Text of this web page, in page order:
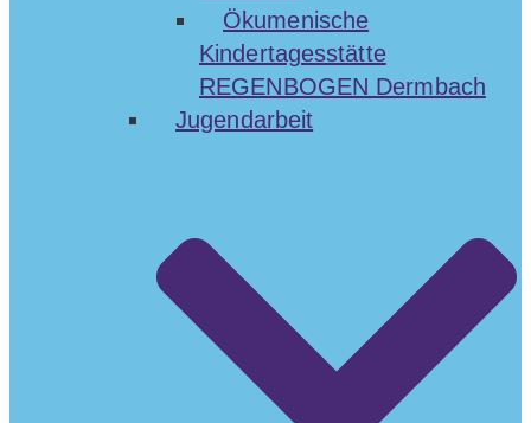
Ökumenische
Kindertagesstätte
REGENBOGEN Dermbach
Jugendarbeit